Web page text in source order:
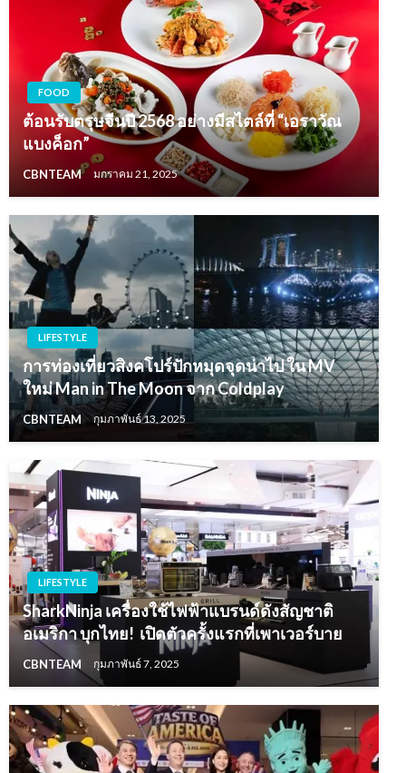
FOOD
ต้อนรับตรุษจีนปี 2568 อย่างมีสไตล์ที่ “เอราวัณ
แบงค็อก”
CBNTEAM มกราคม 21, 2025
LIFESTYLE
การท่องเที่ยวสิงคโปร์ปักหมุดจุดน่าไป ใน MV
ใหม่ Man in The Moon จาก Coldplay
CBNTEAM กุมภาพันธ์ 13, 2025
LIFESTYLE
SharkNinja เครื่องใช้ไฟฟ้าแบรนด์ดังสัญชาติ
อเมริกา บุกไทย! เปิดตัวครั้งแรกที่เพาเวอร์บาย
CBNTEAM กุมภาพันธ์ 7, 2025